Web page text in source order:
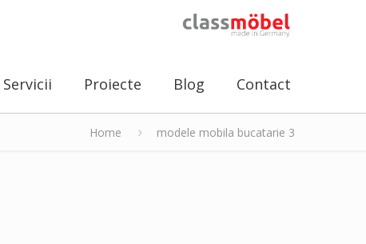
Servicii Proiecte Blog Contact
Home modele mobila bucatarie 3